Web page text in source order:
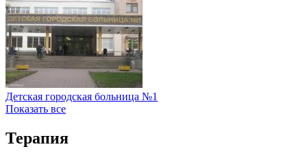
Детская городская больница №1
Показать все
Терапия